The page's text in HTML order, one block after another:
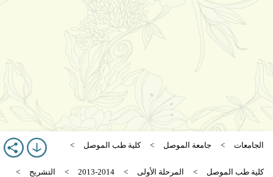
الجامعات جامعة الموصل كلية طب الموصل
كلية طب الموصل المرحلة الأولى 2013-2014 التشريح